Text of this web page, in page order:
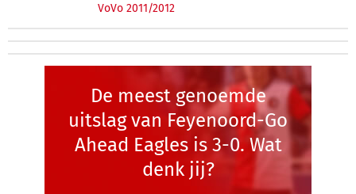
VoVo 2011/2012
De meest genoemde
uitslag van Feyenoord-Go
Ahead Eagles is 3-0. Wat
denk jij?